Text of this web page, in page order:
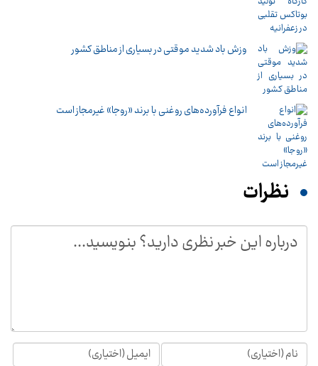
وزش باد شدید موقتی در بسیاری از مناطق کشور
انواع فرآورده‌های روغنی با برند «روجا» غیرمجاز است
نظرات